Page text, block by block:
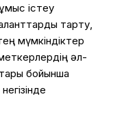
істеу
тарту,
мүмкіндіктер
әл-
бойынша